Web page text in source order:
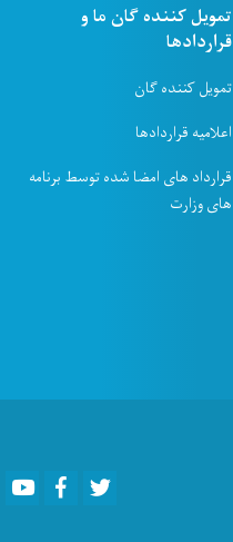
تمویل کننده ګان ما و
قراردادها
تمویل کننده ګان
اعلامیه قراردادها
قرارداد های امضا شده توسط برنامه
های وزارت
Youtube Facebook